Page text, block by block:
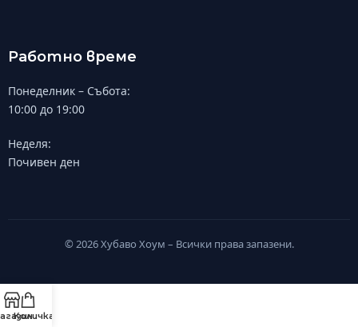
Работно време
Понеделник – Събота:
10:00 до 19:00
Неделя:
Почивен ден
© 2026 Хубаво Хоум – Всички права запазени.
Количка